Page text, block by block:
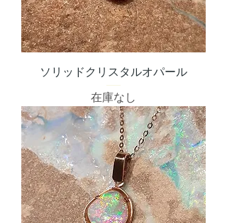
ソリッドクリスタルオパール
在庫なし